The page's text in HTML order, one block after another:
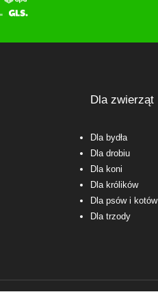
Dla zwierząt
Dla bydła
Dla drobiu
Dla koni
Dla królików
Dla psów i kotów
Dla trzody